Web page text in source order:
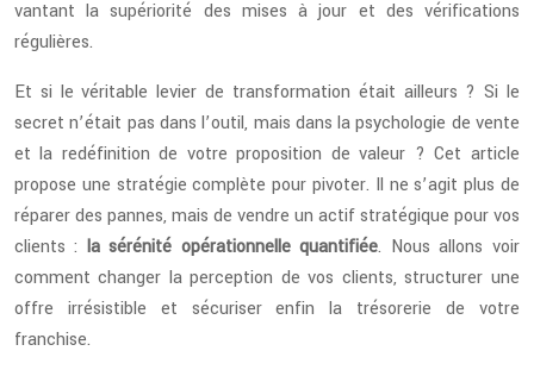
vantant la supériorité des mises à jour et des vérifications
régulières.
Et si le véritable levier de transformation était ailleurs ? Si le
secret n’était pas dans l’outil, mais dans la psychologie de vente
et la redéfinition de votre proposition de valeur ? Cet article
propose une stratégie complète pour pivoter. Il ne s’agit plus de
réparer des pannes, mais de vendre un actif stratégique pour vos
clients : la sérénité opérationnelle quantifiée. Nous allons voir
comment changer la perception de vos clients, structurer une
offre irrésistible et sécuriser enfin la trésorerie de votre
franchise.